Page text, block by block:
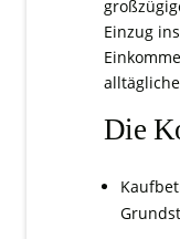
Einzug
Die